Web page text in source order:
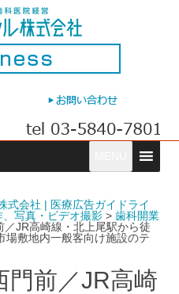
へ
ス
キ
ッ
プ
式会社 | 医療広告ガイドライ
写真・ビデオ撮影 > 歯科開業
／JR高崎線・北上尾駅から徒
場敷地内一般客向け施設のテ
門前／JR高崎